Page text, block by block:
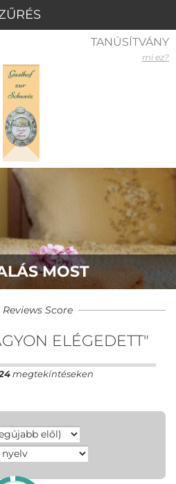
MOST
Score
ELÉGEDETT"
megtekíntéseken
TANÚSÍTVÁNY
mi ez?